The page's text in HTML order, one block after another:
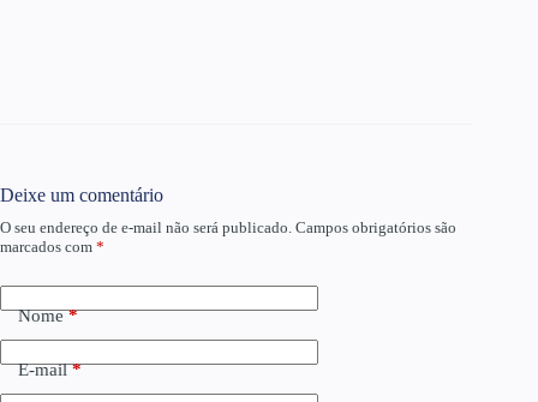
Deixe um comentário
O seu endereço de e-mail não será publicado. Campos obrigatórios são
marcados com *
Nome*
E-mail*